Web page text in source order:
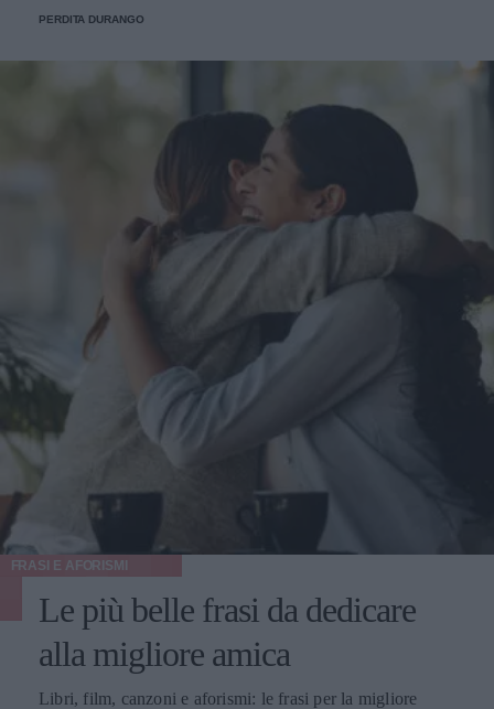
PERDITA DURANGO
FRASI E AFORISMI
Le più belle frasi da dedicare
alla migliore amica
Libri, film, canzoni e aforismi: le frasi per la migliore